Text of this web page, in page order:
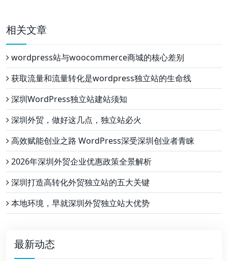
相关文章
wordpress站与woocommerce商城的核心差别
获取流量和流量转化是wordpress独立站的生命线
深圳WordPress独立站建站须知
深圳外贸，做好这几点，独立站必火
高效赋能创业之路 WordPress深受深圳创业者青睐
2026年深圳外贸企业优惠政策全景解析
深圳打造高转化外贸独立站的五大关键
本地环境，早就深圳外贸独立站大优势
最新动态